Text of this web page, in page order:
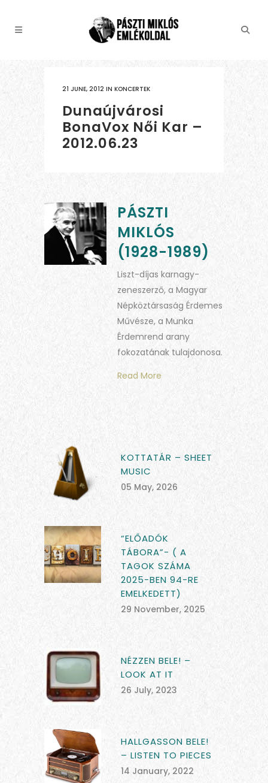
21 JUNE, 2012 IN KONCERTEK
Dunaújvárosi
BonaVox Női Kar –
2012.06.23
PÁSZTI
MIKLÓS
(1928-1989)
Liszt-díjas karnagy-
zeneszerző, a Magyar
Népköztársaság Érdemes
Művésze, a Munka
Érdemrend arany
fokozatának tulajdonosa.
Read More
KOTTATÁR – SHEET
MUSIC
05 May, 2026
“ELŐADÓK
TÁBORA”- ( A
TAGOK SZÁMA
2025-BEN 94-RE
EMELKEDETT)
29 November, 2025
NÉZZEN BELE! –
LOOK AT IT
26 July, 2023
HALLGASSON BELE!
– LISTEN TO PIECES
14 January, 2022